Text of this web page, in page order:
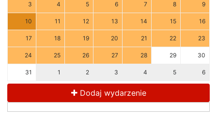
3 4 5 6 7 8 9
10 11 12 13 14 15 16
17 18 19 20 21 22 23
24 25 26 27 28 29 30
31 1 2 3 4 5 6
Dodaj wydarzenie